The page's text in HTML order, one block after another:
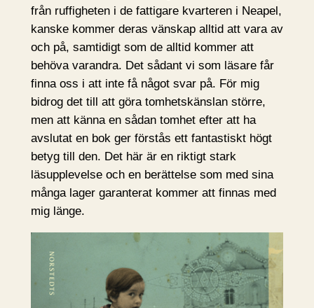
från ruffigheten i de fattigare kvarteren i Neapel,
kanske kommer deras vänskap alltid att vara av
och på, samtidigt som de alltid kommer att
behöva varandra. Det sådant vi som läsare får
finna oss i att inte få något svar på. För mig
bidrog det till att göra tomhetskänslan större,
men att känna en sådan tomhet efter att ha
avslutat en bok ger förstås ett fantastiskt högt
betyg till den. Det här är en riktigt stark
läsupplevelse och en berättelse som med sina
många lager garanterat kommer att finnas med
mig länge.